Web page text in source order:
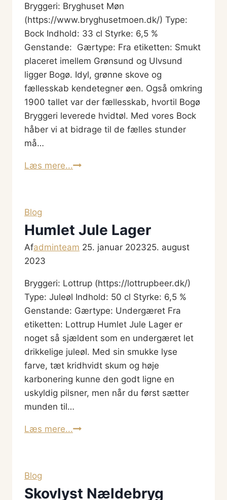
Bryggeri: Bryghuset Møn
(https://www.bryghusetmoen.dk/) Type:
Bock Indhold: 33 cl Styrke: 6,5 %
Genstande: Gærtype: Fra etiketten: Smukt
placeret imellem Grønsund og Ulvsund
ligger Bogø. Idyl, grønne skove og
fællesskab kendetegner øen. Også omkring
1900 tallet var der fællesskab, hvortil Bogø
Bryggeri leverede hvidtøl. Med vores Bock
håber vi at bidrage til de fælles stunder
må…
Læs mere...Bogø
Blog
Humlet Jule Lager
Afadminteam 25. januar 202325. august
2023
Bryggeri: Lottrup (https://lottrupbeer.dk/)
Type: Juleøl Indhold: 50 cl Styrke: 6,5 %
Genstande: Gærtype: Undergæret Fra
etiketten: Lottrup Humlet Jule Lager er
noget så sjældent som en undergæret let
drikkelige juleøl. Med sin smukke lyse
farve, tæt kridhvidt skum og høje
karbonering kunne den godt ligne en
uskyldig pilsner, men når du først sætter
munden til…
Læs mere...Humlet
Blog
Skovlyst Nældebryg